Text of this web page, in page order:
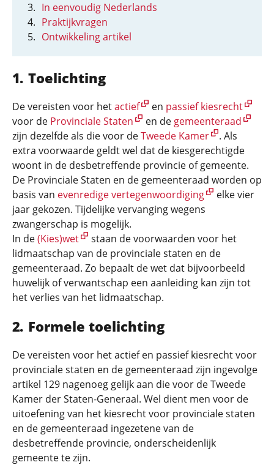
In eenvoudig Nederlands
Praktijkvragen
Ontwikkeling artikel
Toelichting
De vereisten voor hetactief en passief kiesrecht
voor de Provinciale Staten en de gemeenteraad
zijn dezelfde als die voor deTweede Kamer
. Als
extra voorwaarde geldt wel dat de kiesgerechtigde
woont in de desbetreffende provincie of gemeente.
De Provinciale Staten en de gemeenteraad worden op
basis van evenredige vertegenwoordiging
elke vier
jaar gekozen. Tijdelijke vervanging wegens
zwangerschap is mogelijk.
In de(Kies)wet
staan de voorwaarden voor het
lidmaatschap van de provinciale staten en de
gemeenteraad. Zo bepaalt de wet dat bijvoorbeeld
huwelijk of verwantschap een aanleiding kan zijn tot
het verlies van het lidmaatschap.
Formele toelichting
De vereisten voor het actief en passief kiesrecht voor
provinciale staten en de gemeenteraad zijn ingevolge
artikel 129 nagenoeg gelijk aan die voor de Tweede
Kamer der Staten-Generaal. Wel dient men voor de
uitoefening van het kiesrecht voor provinciale staten
en de gemeenteraad ingezetene van de
desbetreffende provincie, onderscheidenlijk
gemeente te zijn.